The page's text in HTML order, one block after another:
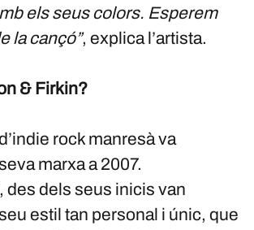
els seus colors. Esperem
la cançó”, explica l’artista.
& Firkin?
rock manresà va
marxa a 2007.
des dels seus inicis van
estil tan personal i únic, que